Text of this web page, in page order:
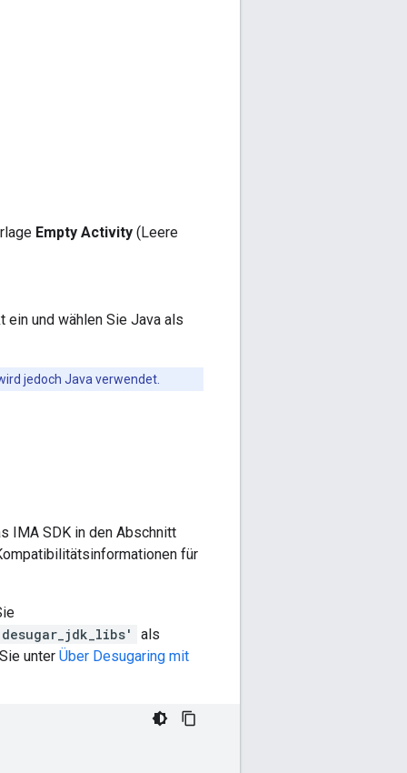
Empty Activity (Leere
ein und wählen Sie Java als
jedoch Java verwendet.
IMA SDK in den Abschnitt
für
als
unter Über Desugaring mit